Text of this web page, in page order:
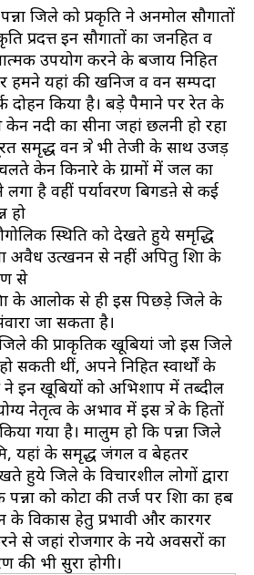
पन्ना जिले को प्रकृति ने अनमोल सौगातों
प्रदत्त इन सौगातों का जनहित व
उपयोग करने के बजाय निहित
हमने यहां की खनिज व वन सम्पदा
दोहन किया है। बड़े पैमाने पर रेत के
नदी का सीना जहां छलनी हो रहा
समृद्ध वन क्षेत्र भी तेजी के साथ उजड़
केन किनारे के ग्रामों में जल का
है वहीं पर्यावरण बिगडऩे से कई
हो
स्थिति को देखते हुये समृद्धि
अवैध उत्खनन से नहीं अपितु शिक्षा के
से
के आलोक से ही इस पिछड़े जिले के
जा सकता है।
की प्राकृतिक खूबियां जो इस जिले
सकती थीं, अपने निहित स्वार्थों के
इन खूबियों को अभिशाप में तब्दील
नेतृत्व के अभाव में इस क्षेत्र के हितों
गया है। मालुम हो कि पन्ना जिले
यहां के समृद्ध जंगल व बेहतर
हुये जिले के विचारशील लोगों द्वारा
को कोटा की तर्ज पर शिक्षा का हब
के विकास हेतु प्रभावी और कारगर
से जहां रोजगार के नये अवसरों का
भी सुरक्षा होगी।